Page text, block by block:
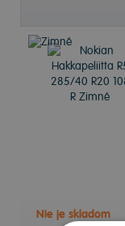
Nie je skladom